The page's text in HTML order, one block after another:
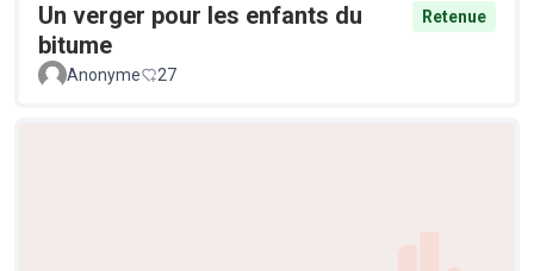
Un verger pour les enfants du
bitume
Retenue
Anonyme 27